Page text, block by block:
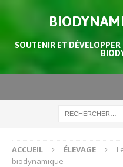
SOUTENIR ET DÉVELOPPER
ACCUEIL ÉLEVAGE
biodynamique